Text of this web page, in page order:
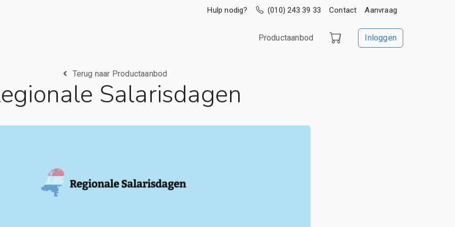
Hulp nodig? (010) 243 39 33 Contact Aanvraag
Productaanbod Inloggen
Terug naar Productaanbod
Salarisdagen